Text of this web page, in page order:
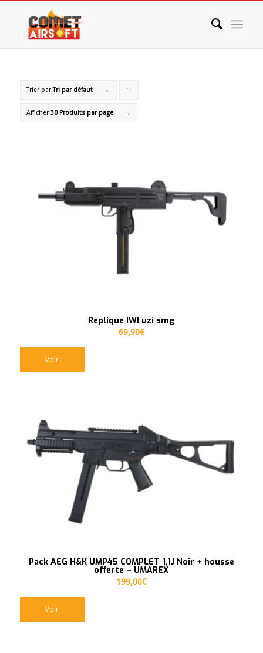
Trier parTri par défaut
ordre
ascendant
Afficher30 Produits par page
Réplique IWI uzi smg
69,90€
Voir
Pack AEG H&K UMP45 COMPLET 1,1J Noir + housse
offerte – UMAREX
199,00€
Voir